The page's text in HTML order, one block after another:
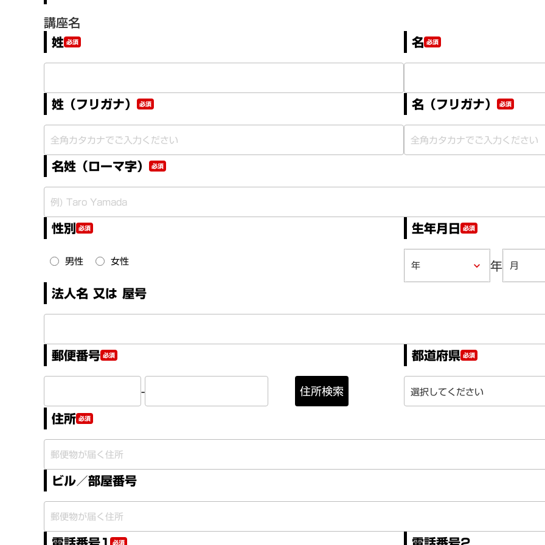
講座名
姓 必須 名 必須
姓（フリガナ） 必須 名（フリガナ） 必須
名姓（ローマ字） 必須
性別 必須
男性 女性
生年月日 必須
keyboard_arrow_down 年
法人名 又は 屋号
郵便番号 必須
- 住所検索
都道府県 必須
住所 必須
ビル／部屋番号